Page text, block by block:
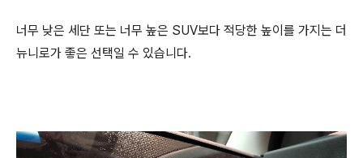
너무 낮은 세단 또는 너무 높은 SUV보다 적당한 높이를 가지는 더
뉴니로가 좋은 선택일 수 있습니다.